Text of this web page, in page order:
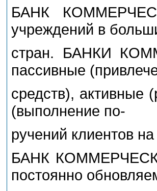
БАНК
учреждений в
стран. БАНКИ
пассивные
средств), активные
(выполнение по-
ручений клиентов
БАНК
постоянно